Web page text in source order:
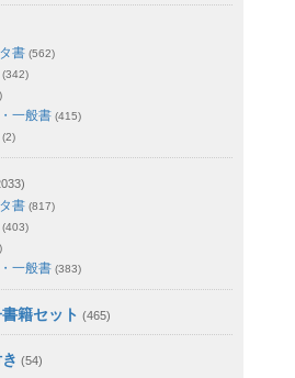
書 (562)
(342)
一般書 (415)
(2)
書 (817)
(403)
一般書 (383)
籍セット (465)
(54)